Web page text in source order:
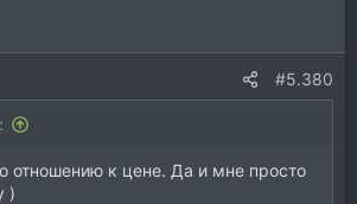
#5.380
отношению к цене. Да и мне просто
)